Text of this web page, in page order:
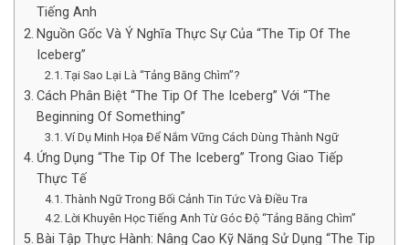
Tiếng Anh
Nguồn Gốc Và Ý Nghĩa Thực Sự Của “The Tip Of The
Iceberg”
Tại Sao Lại Là “Tảng Băng Chìm”?
Cách Phân Biệt “The Tip Of The Iceberg” Với “The
Beginning Of Something”
Ví Dụ Minh Họa Để Nắm Vững Cách Dùng Thành Ngữ
Ứng Dụng “The Tip Of The Iceberg” Trong Giao Tiếp
Thực Tế
Thành Ngữ Trong Bối Cảnh Tin Tức Và Điều Tra
Lời Khuyên Học Tiếng Anh Từ Góc Độ “Tảng Băng Chìm”
Bài Tập Thực Hành: Nâng Cao Kỹ Năng Sử Dụng “The Tip